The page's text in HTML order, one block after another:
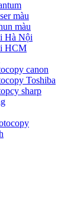
màu
màu
Hà Nội
HCM
canon
Toshiba
sharp